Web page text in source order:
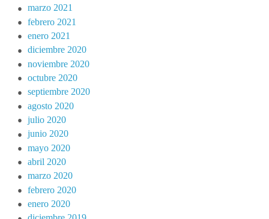
marzo 2021
febrero 2021
enero 2021
diciembre 2020
noviembre 2020
octubre 2020
septiembre 2020
agosto 2020
julio 2020
junio 2020
mayo 2020
abril 2020
marzo 2020
febrero 2020
enero 2020